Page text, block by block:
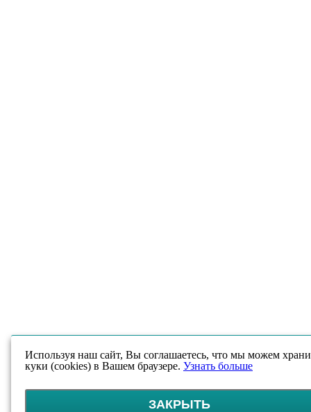
Используя наш сайт, Вы соглашаетесь, что мы можем
куки (cookies) в Вашем браузере. Узнать больше
ЗАКРЫТЬ